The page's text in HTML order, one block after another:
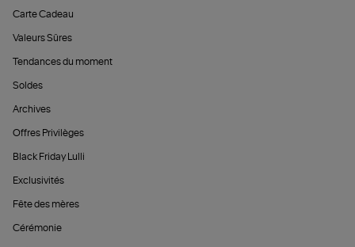
Carte Cadeau
Valeurs Sûres
Tendances du moment
Soldes
Archives
Offres Privilèges
Black Friday Lulli
Exclusivités
Fête des mères
Cérémonie